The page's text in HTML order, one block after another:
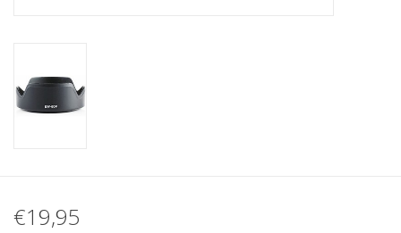
€19,95